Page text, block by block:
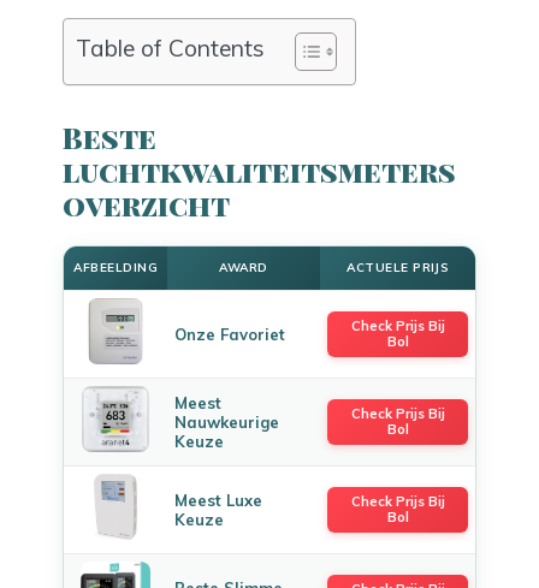
Table of Contents
Beste
luchtkwaliteitsmeters
overzicht
AFBEELDING AWARD ACTUELE PRIJS
Onze Favoriet
Check Prijs Bij
Bol
Meest
Nauwkeurige
Keuze
Check Prijs Bij
Bol
Meest Luxe
Keuze
Check Prijs Bij
Bol